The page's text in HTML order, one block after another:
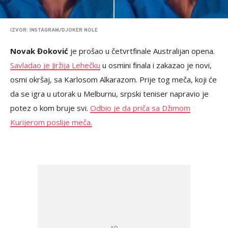
IZVOR: INSTAGRAM/DJOKER NOLE
Novak Đoković je prošao u četvrtfinale Australijan opena.
Savladao je Jiržija Lehečku u osmini finala i zakazao je novi,
osmi okršaj, sa Karlosom Alkarazom. Prije tog meča, koji će
da se igra u utorak u Melburnu, srpski teniser napravio je
potez o kom bruje svi. Odbio je da priča sa Džimom
Kurijerom poslije meča.